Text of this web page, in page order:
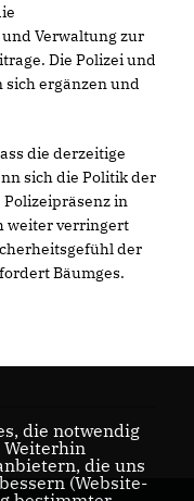
Verwaltung zur
Die Polizei und
ergänzen und
die derzeitige
sich die Politik der
in
weiter verringert
der
Bäumges.
die notwendig
Weiterhin
die uns
(Website-